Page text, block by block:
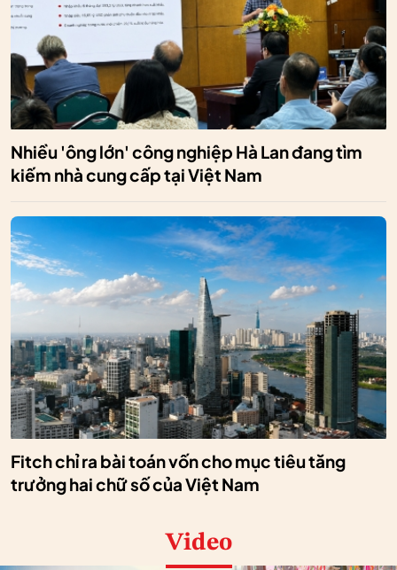
Nhiều 'ông lớn' công nghiệp Hà Lan đang tìm
kiếm nhà cung cấp tại Việt Nam
Fitch chỉ ra bài toán vốn cho mục tiêu tăng
trưởng hai chữ số của Việt Nam
Video